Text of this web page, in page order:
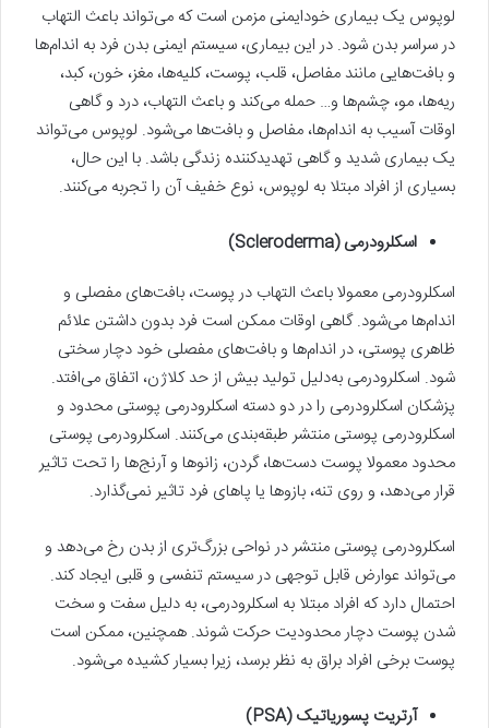
لوپوس یک بیماری خودایمنی مزمن است که می‌تواند باعث التهاب
در سراسر بدن شود. در این بیماری، سیستم ایمنی بدن فرد به اندام‌ها
و بافت‌هایی مانند مفاصل، قلب، پوست، کلیه‌ها، مغز، خون، کبد،
ریه‌ها، مو، چشم‌ها و… حمله می‌کند و باعث التهاب، درد و گاهی
اوقات آسیب به اندام‌ها، مفاصل و بافت‌ها می‌شود. لوپوس می‌تواند
یک بیماری شدید و گاهی تهدیدکننده زندگی باشد. با این حال،
بسیاری از افراد مبتلا به لوپوس، نوع خفیف آن را تجربه می‌کنند.
اسکلرودرمی (Scleroderma)
اسکلرودرمی معمولا باعث التهاب در پوست، بافت‌های مفصلی و
اندام‌ها می‌شود. گاهی اوقات ممکن است فرد بدون داشتن علائم
ظاهری پوستی، در اندام‌ها و بافت‌های مفصلی خود دچار سختی
شود. اسکلرودرمی به‌دلیل تولید بیش از حد کلاژن، اتفاق می‌افتد.
پزشکان اسکلرودرمی را در دو دسته اسکلرودرمی پوستی محدود و
اسکلرودرمی پوستی منتشر طبقه‌بندی می‌کنند. اسکلرودرمی پوستی
محدود معمولا پوست دست‌ها، گردن، زانوها و آرنج‌ها را تحت تاثیر
قرار می‌دهد، و روی تنه، بازوها یا پاهای فرد تاثیر نمی‌گذارد.
اسکلرودرمی پوستی منتشر در نواحی بزرگ‌تری از بدن رخ می‌دهد و
می‌تواند عوارض قابل‌ توجهی در سیستم تنفسی و قلبی ایجاد کند.
احتمال دارد که افراد مبتلا به اسکلرودرمی، به‌ دلیل سفت و سخت
شدن پوست دچار محدودیت حرکت شوند. همچنین، ممکن است
پوست برخی افراد براق به نظر برسد، زیرا بسیار کشیده می‌شود.
آرتریت پسوریاتیک (PSA)